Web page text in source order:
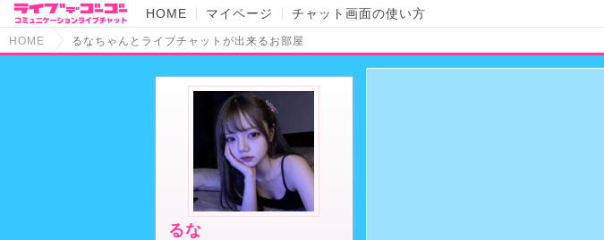
HOME マイページ チャット画面の使い方
HOME るなちゃんとライブチャットが出来るお部屋
るな